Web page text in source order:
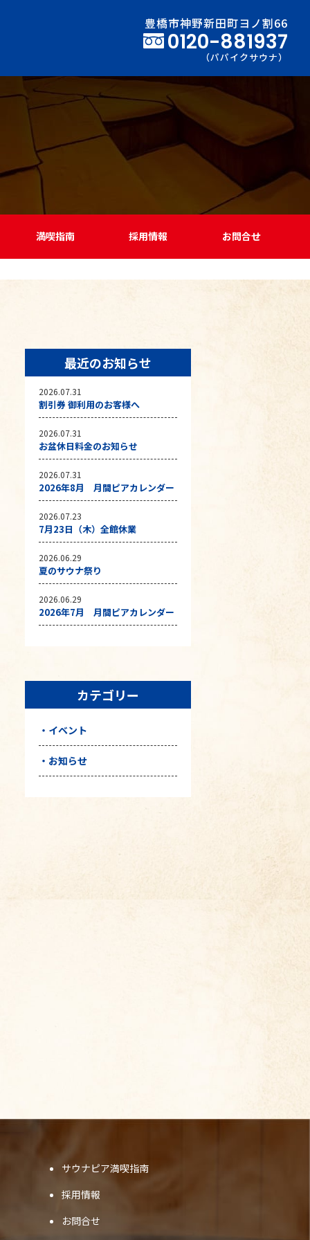
豊橋市神野新田町ヨノ割66
0120-881937
（パパイクサウナ）
満喫指南 採用情報 お問合せ
最近のお知らせ
2026.07.31
割引券 御利用のお客様へ
2026.07.31
お盆休日料金のお知らせ
2026.07.31
2026年8月 月間ピアカレンダー
2026.07.23
7月23日（木）全館休業
2026.06.29
夏のサウナ祭り
2026.06.29
2026年7月 月間ピアカレンダー
カテゴリー
イベント
お知らせ
サウナピア満喫指南
採用情報
お問合せ